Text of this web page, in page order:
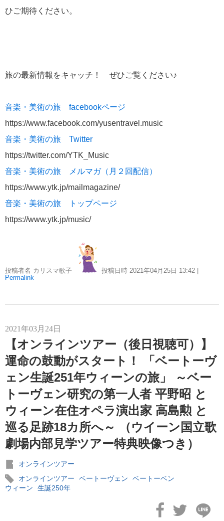
ひご期待ください。
旅の最新情報をキャッチ！ ぜひご覧ください♪
音楽・美術の旅 facebookページ
https://www.facebook.com/yusentravel.music
音楽・美術の旅 Twitter
https://twitter.com/YTK_Music
音楽・美術の旅 メルマガ（月２回配信）
https://www.ytk.jp/mailmagazine/
音楽・美術の旅 トップページ
https://www.ytk.jp/music/
投稿者名 カリスマ歌子 投稿日時 2021年04月25日 13:42
Permalink
2021年03月24日
【オンラインツアー（後日視聴可）】
運命の鼓動がスタート！ 「ベートーヴ
ェン生誕251年ウィーンの旅」 ～ベー
トーヴェン研究の第一人者 平野昭 と
ウィーン在住オペラ演出家 高島勲 と
巡る足跡18カ所へ～ （ウイーン国立歌
劇場内部見学ツアー特典映像つき）
オンラインツアー
オンラインツアー
ベートーヴェン
ベートーベン
ウィーン
生誕250年